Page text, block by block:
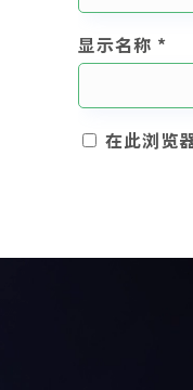
显示名称 *
在此浏览